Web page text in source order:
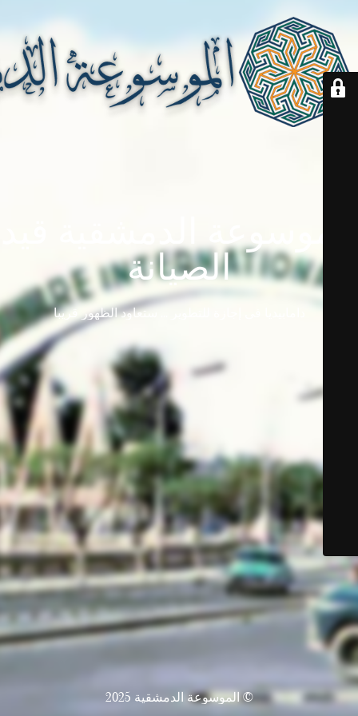
الصيانة
دامابيديا في إجازة للتطوير ... ستعاود الظهور قريباً
© الموسوعة الدمشقية 2025